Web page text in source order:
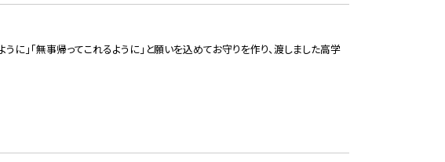
」「無事帰ってこれるように」と願いを込めてお守りを作り、渡しました高学